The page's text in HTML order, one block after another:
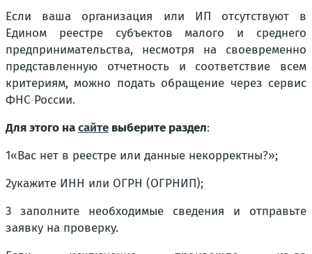
Если ваша организация или ИП отсутствуют в
Едином реестре субъектов малого и среднего
предпринимательства, несмотря на своевременно
представленную отчетность и соответствие всем
критериям, можно подать обращение через сервис
ФНС России.
Для этого насайте выберите раздел:
1«Вас нет в реестре или данные некорректны?»;
2укажите ИНН или ОГРН (ОГРНИП);
3 заполните необходимые сведения и отправьте
заявку на проверку.